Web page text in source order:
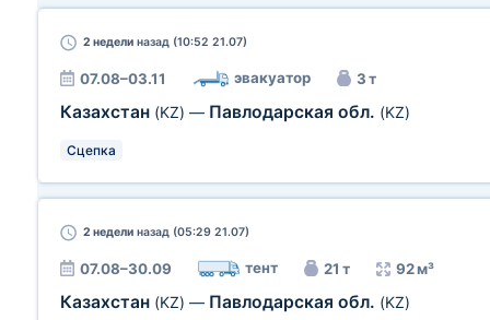
2 недели назад (10:52 21.07)
07.08–03.11 эвакуатор 3 т
Казахстан (KZ) — Павлодарская обл. (KZ)
Сцепка
2 недели назад (05:29 21.07)
07.08–30.09 тент 21 т 92 м³
Казахстан (KZ) — Павлодарская обл. (KZ)